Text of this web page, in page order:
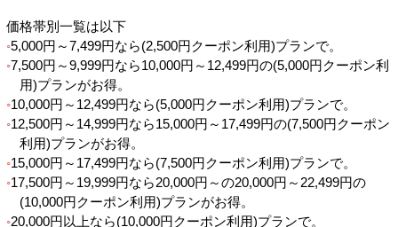
価格帯別一覧は以下
5,000円～7,499円なら(2,500円クーポン利用)プランで。
7,500円～9,999円なら10,000円～12,499円の(5,000円クーポン利
用)プランがお得。
10,000円～12,499円なら(5,000円クーポン利用)プランで。
12,500円～14,999円なら15,000円～17,499円の(7,500円クーポン
利用)プランがお得。
15,000円～17,499円なら(7,500円クーポン利用)プランで。
17,500円～19,999円なら20,000円～の20,000円～22,499円の
(10,000円クーポン利用)プランがお得。
20,000円以上なら(10,000円クーポン利用)プランで。